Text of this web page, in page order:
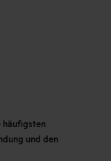
häufigsten
und den